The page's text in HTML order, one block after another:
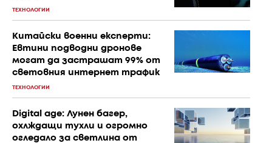
ТЕХНОЛОГИИ
Китайски военни експерти:
Евтини подводни дронове
могат да застрашат 99% от
световния интернет трафик
ТЕХНОЛОГИИ
Digital age: Лунен багер,
охлждащи тухли и огромно
огледало за светлина от